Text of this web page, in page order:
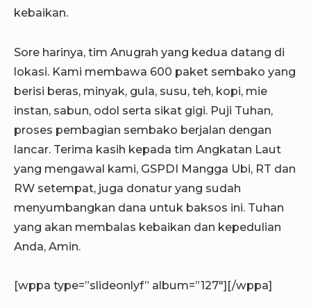
kebaikan.
Sore harinya, tim Anugrah yang kedua datang di
lokasi. Kami membawa 600 paket sembako yang
berisi beras, minyak, gula, susu, teh, kopi, mie
instan, sabun, odol serta sikat gigi. Puji Tuhan,
proses pembagian sembako berjalan dengan
lancar. Terima kasih kepada tim Angkatan Laut
yang mengawal kami, GSPDI Mangga Ubi, RT dan
RW setempat, juga donatur yang sudah
menyumbangkan dana untuk baksos ini. Tuhan
yang akan membalas kebaikan dan kepedulian
Anda, Amin.
[wppa type=”slideonlyf” album=”127″][/wppa]